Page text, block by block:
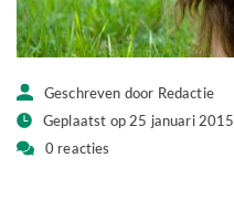
Geschreven door Redactie
Geplaatst op 25 januari 2015
0 reacties